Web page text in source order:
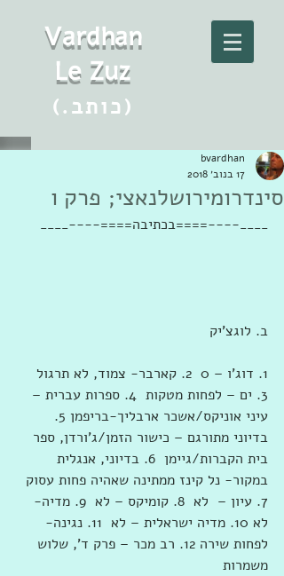
Vardhan
Le Zuz
(.כותב)
סינדרומירושלנאצי; פרק ו
bvardhan
17 בנוב׳ 2018
____----====בכתיבה====----____
ב. לוגצ'יק
1. דוג'ו – 0  2. קארבר- צמוד, לא תרגול
3. ים – לפחות מטקות  4. ספרות עברית –
עיני אוניקס/אשכר ארבליך-בריפמן 5.
בדיוני מתורגם – כישור הזמן/ג'ורדן, ספר
בית הקברות/גיימן  6. בדיוני, אנגלית
במקור- נל קינז ממתינה שאהיה פחות עסוק
7. עיון –  לא  8. קומיקס – לא  9. מדיה-
לא 10. מדיה ישראלית – לא  11. נגינה-
לפחות שירה 12. רב מכר – פרק ד', שלוש
משמרות